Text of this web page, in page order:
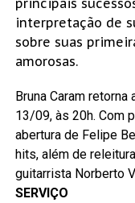
interpretação de
sobre suas
amorosas.
Bruna Caram retorna
13/09, às 20h. Com
abertura de Felipe
hits, além de
guitarrista Norberto
SERVIÇO